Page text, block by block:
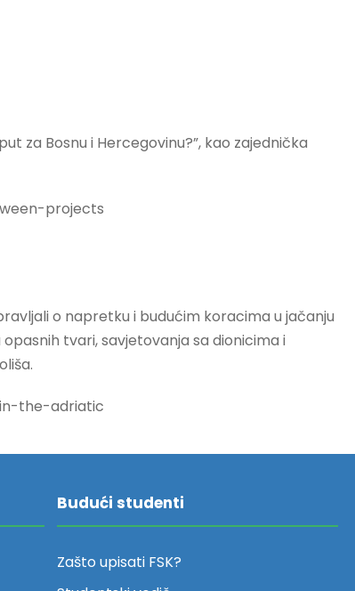
za Bosnu i Hercegovinu?”, kao zajednička
projects
o napretku i budućim koracima u jačanju
tvari, savjetovanja sa dionicima i
the-adriatic
Budući studenti
Zašto upisati FSK?